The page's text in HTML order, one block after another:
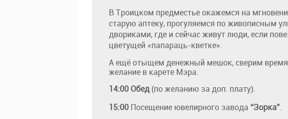
В Троицком предместье окажемся на
старую аптеку, прогуляемся по живописным
двориками, где и сейчас живут люди, если
цветущей «папараць-кветке».
А ещё отыщем денежный мешок, сверим время
желание в карете Мэра.
14:00 Обед(по желанию за доп. плату).
15:00 Посещение ювелирного завода “Зорка”.